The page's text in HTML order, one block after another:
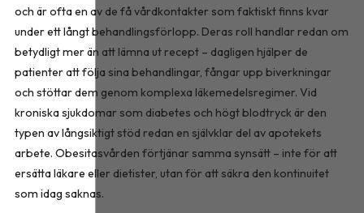
och är ofta en av de få vårdkontakter som faktiskt finns kvar
under ett långt behandlingsförlopp. Deras roll handlar redan om
betydligt mer än att lämna ut recept – dagligen hjälper de
patienter att följa sina behandlingar, fångar upp biverkningar
och stöttar dem genom komplexa läkemedelsregimer. Vid
kroniska sjukdomar som diabetes och högt blodtryck är den
typen av långsiktigt stöd redan en självklar del av apotekets
arbete. Obesitasvården förtjänar samma synsätt – inte för att
ersätta läkare eller dietister, utan för att säkra den kontinuitet
som idag saknas.